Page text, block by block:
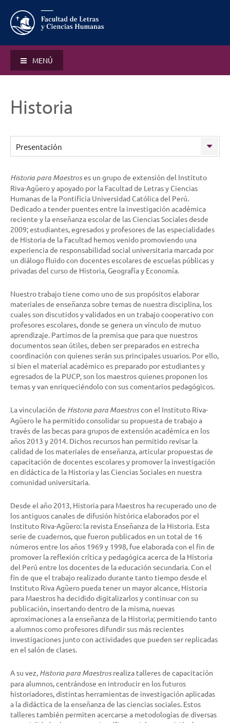
MENÚ
Historia
Presentación
Historia para Maestroses un grupo de extensión del Instituto
Riva-Agüero y apoyado por la Facultad de Letras y Ciencias
Humanas de la Pontificia Universidad Católica del Perú.
Dedicado a tender puentes entre la investigación académica
reciente y la enseñanza escolar de las Ciencias Sociales desde
2009; estudiantes, egresados y profesores de las especialidades
de Historia de la Facultad hemos venido promoviendo una
experiencia de responsabilidad social universitaria marcada por
un diálogo fluido con docentes escolares de escuelas públicas y
privadas del curso de Historia, Geografía y Economía.
Nuestro trabajo tiene como uno de sus propósitos elaborar
materiales de enseñanza sobre temas de nuestra disciplina, los
cuales son discutidos y validados en un trabajo cooperativo con
profesores escolares, donde se genera un vínculo de mutuo
aprendizaje. Partimos de la premisa que para que nuestros
documentos sean útiles, deben ser preparados en estrecha
coordinación con quienes serán sus principales usuarios. Por ello,
si bien el material académico es preparado por estudiantes y
egresados de la PUCP, son los maestros quienes proponen los
temas y van enriqueciéndolo con sus comentarios pedagógicos.
La vinculación de Historia para Maestroscon el Instituto Riva-
Agüero le ha permitido consolidar su propuesta de trabajo a
través de las becas para grupos de extensión académica en los
años 2013 y 2014. Dichos recursos han permitido revisar la
calidad de los materiales de enseñanza, articular propuestas de
capacitación de docentes escolares y promover la investigación
en didáctica de la Historia y las Ciencias Sociales en nuestra
comunidad universitaria.
Desde el año 2013, Historia para Maestros ha recuperado uno de
los antiguos canales de difusión histórica elaborados por el
Instituto Riva-Agüero: la revista Enseñanza de la Historia. Esta
serie de cuadernos, que fueron publicados en un total de 16
números entre los años 1969 y 1998, fue elaborada con el fin de
promover la reflexión crítica y pedagógica acerca de la Historia
del Perú entre los docentes de la educación secundaria. Con el
fin de que el trabajo realizado durante tanto tiempo desde el
Instituto Riva Agüero pueda tener un mayor alcance, Historia
para Maestros ha decidido digitalizarlos y continuar con su
publicación, insertando dentro de la misma, nuevas
aproximaciones a la enseñanza de la Historia; permitiendo tanto
a alumnos como profesores difundir sus más recientes
investigaciones junto con actividades que pueden ser replicadas
en el salón de clases.
A su vez, Historia para Maestrosrealiza talleres de capacitación
para alumnos, centrándose en introducir en los futuros
historiadores, distintas herramientas de investigación aplicadas
a la didáctica de la enseñanza de las ciencias sociales. Estos
talleres también permiten acercarse a metodologías de diversas